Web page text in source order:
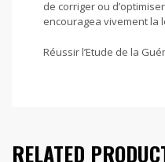
de corriger ou
encouragea vivement la
Réussir l’Etude de la
RELATED